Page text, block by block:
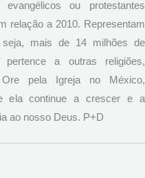
ou protestantes
relação a 2010. Representam
mais de 14 milhões de
pertence a outras religiões,
pela Igreja no México,
ela continue a crescer e a
ao nosso Deus. P+D